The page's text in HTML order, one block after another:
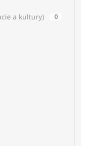
a kultury) 0